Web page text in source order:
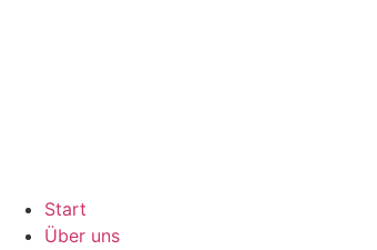
Start
Über uns